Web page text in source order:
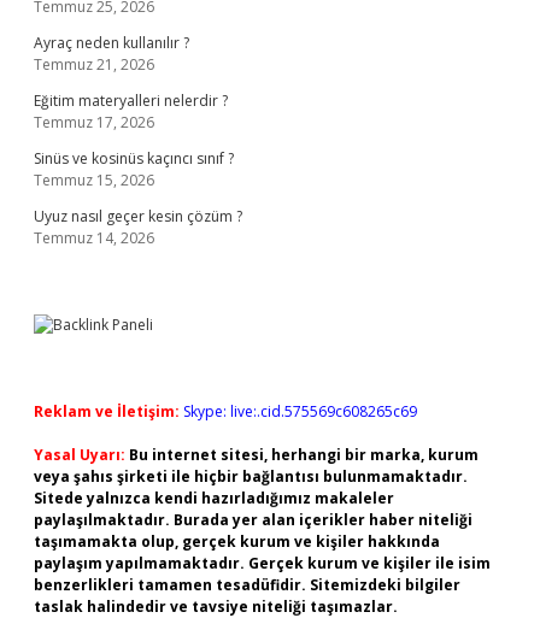
Temmuz 25, 2026
Ayraç neden kullanılır ?
Temmuz 21, 2026
Eğitim materyalleri nelerdir ?
Temmuz 17, 2026
Sinüs ve kosinüs kaçıncı sınıf ?
Temmuz 15, 2026
Uyuz nasıl geçer kesin çözüm ?
Temmuz 14, 2026
Reklam ve İletişim: Skype: live:.cid.575569c608265c69
Yasal Uyarı: Bu internet sitesi, herhangi bir marka, kurum
veya şahıs şirketi ile hiçbir bağlantısı bulunmamaktadır.
Sitede yalnızca kendi hazırladığımız makaleler
paylaşılmaktadır. Burada yer alan içerikler haber niteliği
taşımamakta olup, gerçek kurum ve kişiler hakkında
paylaşım yapılmamaktadır. Gerçek kurum ve kişiler ile isim
benzerlikleri tamamen tesadüfidir. Sitemizdeki bilgiler
taslak halindedir ve tavsiye niteliği taşımazlar.